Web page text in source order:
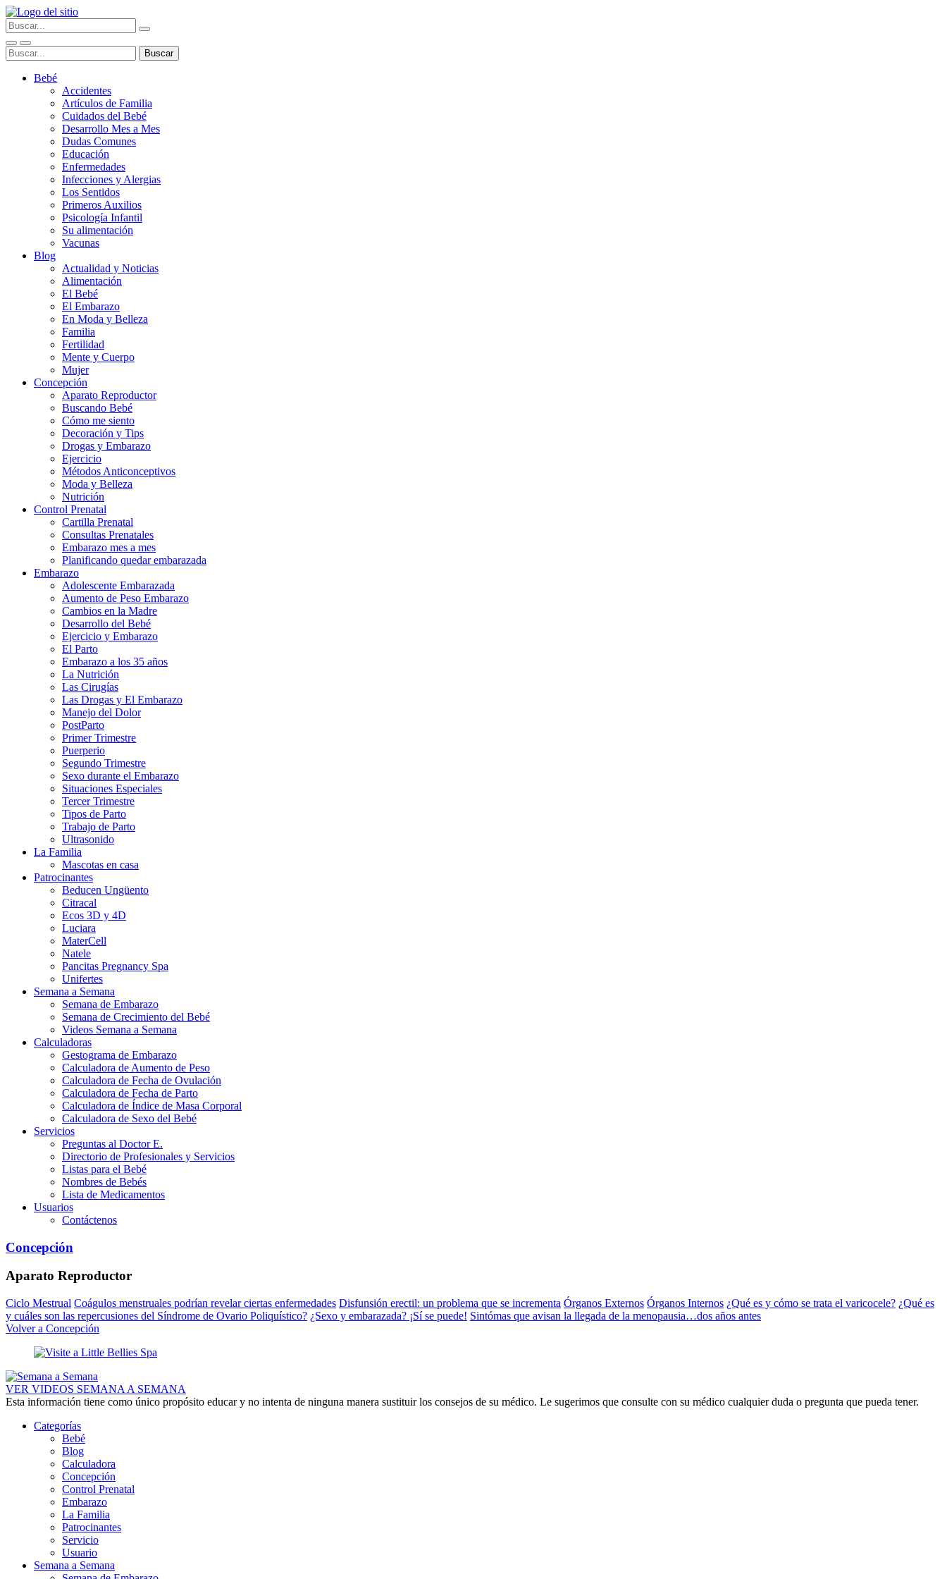
Bebé
Accidentes
Artículos de Familia
Cuidados del Bebé
Desarrollo Mes a Mes
Dudas Comunes
Educación
Enfermedades
Infecciones y Alergias
Los Sentidos
Primeros Auxilios
Psicología Infantil
Su alimentación
Vacunas
Blog
Actualidad y Noticias
Alimentación
El Bebé
El Embarazo
En Moda y Belleza
Familia
Fertilidad
Mente y Cuerpo
Mujer
Concepción
Aparato Reproductor
Buscando Bebé
Cómo me siento
Decoración y Tips
Drogas y Embarazo
Ejercicio
Métodos Anticonceptivos
Moda y Belleza
Nutrición
Control Prenatal
Cartilla Prenatal
Consultas Prenatales
Embarazo mes a mes
Planificando quedar embarazada
Embarazo
Adolescente Embarazada
Aumento de Peso Embarazo
Cambios en la Madre
Desarrollo del Bebé
Ejercicio y Embarazo
El Parto
Embarazo a los 35 años
La Nutrición
Las Cirugías
Las Drogas y El Embarazo
Manejo del Dolor
PostParto
Primer Trimestre
Puerperio
Segundo Trimestre
Sexo durante el Embarazo
Situaciones Especiales
Tercer Trimestre
Tipos de Parto
Trabajo de Parto
Ultrasonido
La Familia
Mascotas en casa
Patrocinantes
Beducen Ungüento
Citracal
Ecos 3D y 4D
Luciara
MaterCell
Natele
Pancitas Pregnancy Spa
Unifertes
Semana a Semana
Semana de Embarazo
Semana de Crecimiento del Bebé
Videos Semana a Semana
Calculadoras
Gestograma de Embarazo
Calculadora de Aumento de Peso
Calculadora de Fecha de Ovulación
Calculadora de Fecha de Parto
Calculadora de Índice de Masa Corporal
Calculadora de Sexo del Bebé
Servicios
Preguntas al Doctor E.
Directorio de Profesionales y Servicios
Listas para el Bebé
Nombres de Bebés
Lista de Medicamentos
Usuarios
Contáctenos
Concepción
Aparato Reproductor
Ciclo Mestrual Coágulos menstruales podrían revelar ciertas enfermedades Disfunsión erectil: un problema que se incrementa Órganos Externos Órganos Internos ¿Qué es y cómo se trata el varicocele? ¿Qué es
y cuáles son las repercusiones del Síndrome de Ovario Poliquístico? ¿Sexo y embarazada? ¡Sí se puede! Sintómas que avisan la llegada de la menopausia…dos años antes
Volver a Concepción
VER VIDEOS SEMANA A SEMANA
Esta información tiene como único propósito educar y no intenta de ninguna manera sustituir los consejos de su médico. Le sugerimos que consulte con su médico cualquier duda o pregunta que pueda tener.
Categorías
Bebé
Blog
Calculadora
Concepción
Control Prenatal
Embarazo
La Familia
Patrocinantes
Servicio
Usuario
Semana a Semana